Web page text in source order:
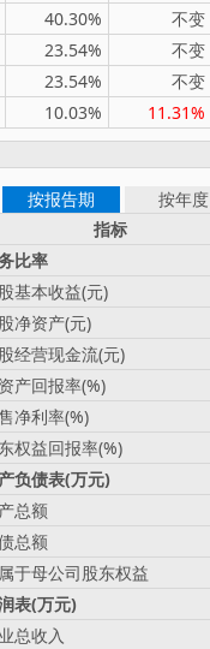
40.30% 不变
23.54% 不变
23.54% 不变
10.03% 11.31%
按报告期
按年度
指标
比率
基本收益(元)
净资产(元)
经营现金流(元)
产回报率(%)
净利率(%)
权益回报率(%)
负债表(万元)
总额
总额
于母公司股东权益
表(万元)
总收入